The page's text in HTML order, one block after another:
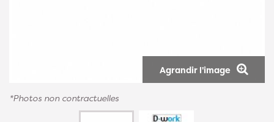
Agrandir l'image
*Photos non contractuelles